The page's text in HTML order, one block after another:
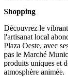
Shopping
Découvrez le
l'artisanat local
Plaza Oeste, avec
pas le Marché
produits uniques et
atmosphère animée.